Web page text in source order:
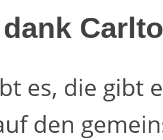
es, die gibt
den